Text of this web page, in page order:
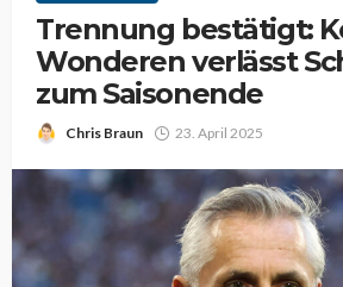
Trennung bestätigt:
Wonderen verlässt
zum Saisonende
Chris Braun 23. April 2025